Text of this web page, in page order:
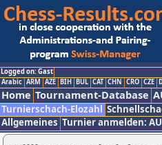
Logged on: Gast
Arabic ARM AZE BIH BUL CAT CHN CRO CZE
Home Tournament-Database
Turnierschach-Elozahl
Allgemeines Turnier anmelden: